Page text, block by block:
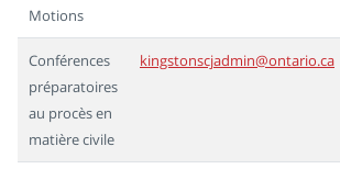
Motions
Conférences
préparatoires
au procès en
matière civile
kingstonscjadmin@ontario.ca